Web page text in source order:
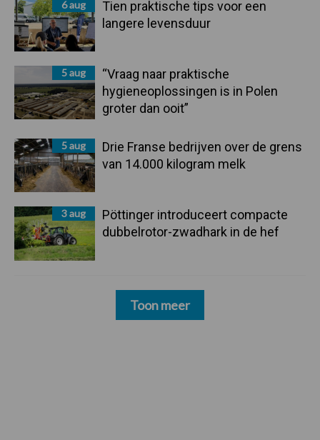
6 aug
Tien praktische tips voor een
langere levensduur
5 aug
“Vraag naar praktische
hygieneoplossingen is in Polen
groter dan ooit”
5 aug
Drie Franse bedrijven over de grens
van 14.000 kilogram melk
3 aug
Pöttinger introduceert compacte
dubbelrotor-zwadhark in de hef
Toon meer